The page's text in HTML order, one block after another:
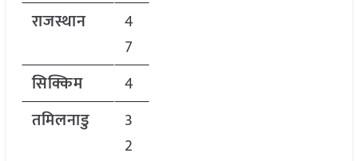
राजस्थान
4
7
सिक्किम
4
तमिलनाडु
3
2